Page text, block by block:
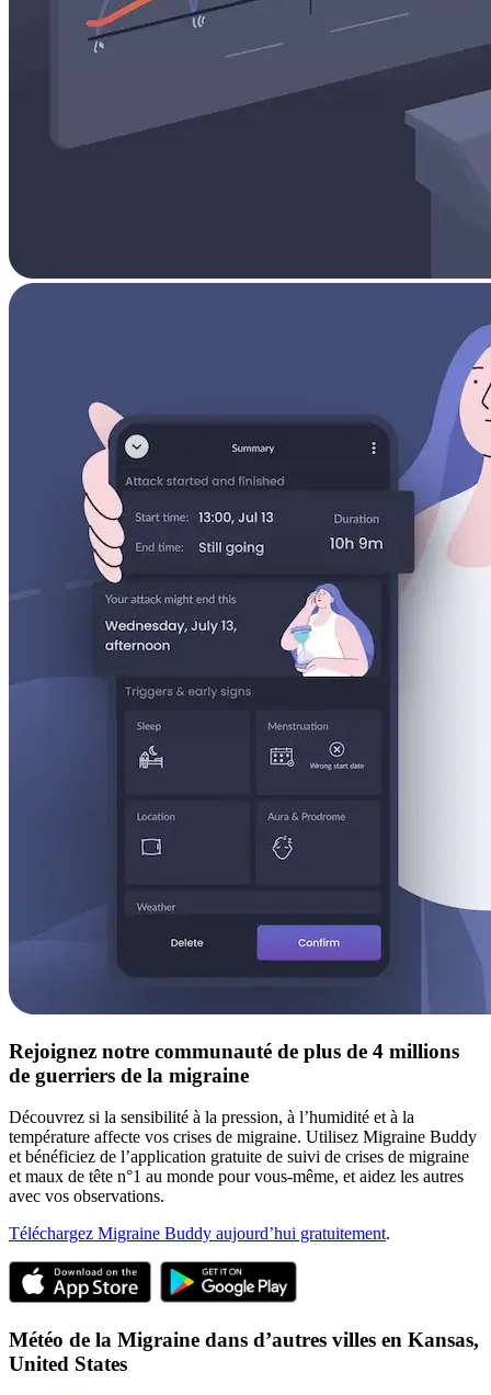
Rejoignez notre communauté de plus de 4 millions
de guerriers de la migraine
Découvrez si la sensibilité à la pression, à l’humidité et à la
température affecte vos crises de migraine. Utilisez Migraine Buddy
et bénéficiez de l’application gratuite de suivi de crises de migraine
et maux de tête n°1 au monde pour vous-même, et aidez les autres
avec vos observations.
Téléchargez Migraine Buddy aujourd’hui gratuitement.
Météo de la Migraine dans d’autres villes en Kansas,
United States